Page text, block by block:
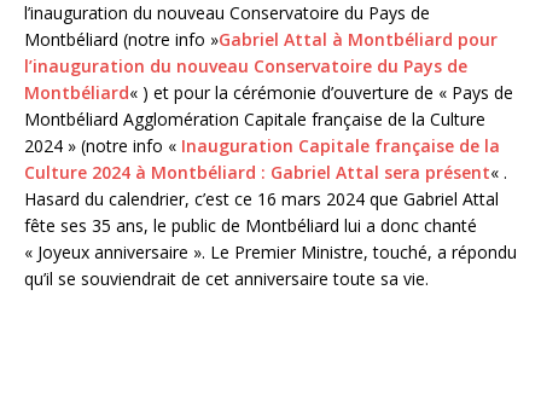
l’inauguration du nouveau Conservatoire du Pays de
Montbéliard (notre info »Gabriel Attal à Montbéliard pour
l’inauguration du nouveau Conservatoire du Pays de
Montbéliard« ) et pour la cérémonie d’ouverture de « Pays de
Montbéliard Agglomération Capitale française de la Culture
2024 » (notre info « Inauguration Capitale française de la
Culture 2024 à Montbéliard : Gabriel Attal sera présent« .
Hasard du calendrier, c’est ce 16 mars 2024 que Gabriel Attal
fête ses 35 ans, le public de Montbéliard lui a donc chanté
« Joyeux anniversaire ». Le Premier Ministre, touché, a répondu
qu’il se souviendrait de cet anniversaire toute sa vie.